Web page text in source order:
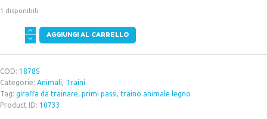
1 disponibili
Flip
AGGIUNGI AL CARRELLO
COD: 1878S
Categorie: Animali, Traini
Tag: giraffa da trainare, primi passi, traino animale legno
Product ID: 10733